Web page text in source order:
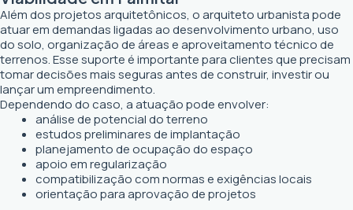
Além dos projetos arquitetônicos, o arquiteto urbanista pode
atuar em demandas ligadas ao desenvolvimento urbano, uso
do solo, organização de áreas e aproveitamento técnico de
terrenos. Esse suporte é importante para clientes que precisam
tomar decisões mais seguras antes de construir, investir ou
lançar um empreendimento.
Dependendo do caso, a atuação pode envolver:
análise de potencial do terreno
estudos preliminares de implantação
planejamento de ocupação do espaço
apoio em regularização
compatibilização com normas e exigências locais
orientação para aprovação de projetos